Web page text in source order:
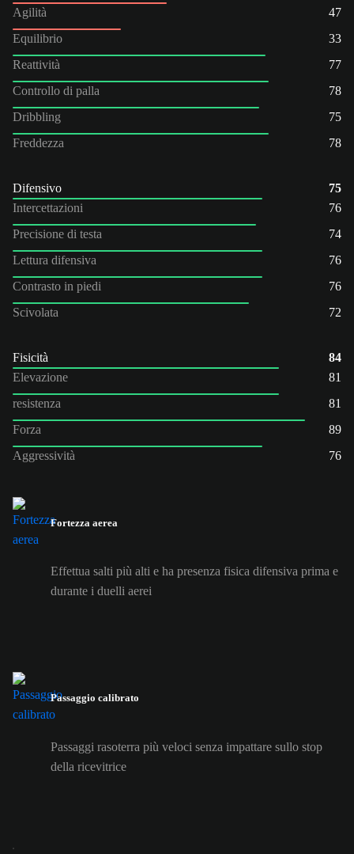
Agilità
47
Equilibrio
33
Reattività
77
Controllo di palla
78
Dribbling
75
Freddezza
78
Difensivo
75
Intercettazioni
76
Precisione di testa
74
Lettura difensiva
76
Contrasto in piedi
76
Scivolata
72
Fisicità
84
Elevazione
81
resistenza
81
Forza
89
Aggressività
76
Fortezza aerea
Effettua salti più alti e ha presenza fisica difensiva prima e
durante i duelli aerei
Passaggio calibrato
Passaggi rasoterra più veloci senza impattare sullo stop
della ricevitrice